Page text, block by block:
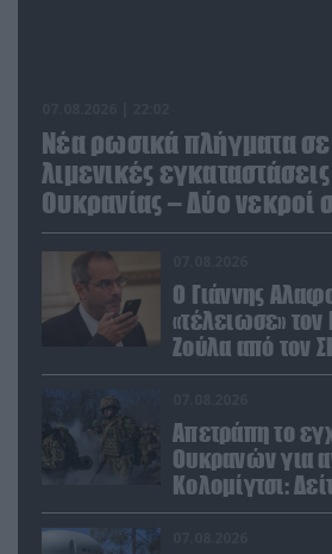
Νέα ρωσικά πλήγματα σε
λιμενικές
Ουκρανίας – Δύο νεκροί
Ο Γιάννης
«τέλειωσε»
Ζούλα από τον
της
Απετράπη το
Ουκρανών για
Κολομίγτσι:
μετά της